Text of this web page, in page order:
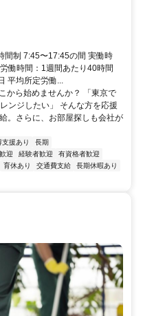
アップ
間制 7:45〜17:45の間 実働時
働時間：1週間あたり40時間
平均所定労働...
から始めませんか？ 「東京で
ンジしたい」 そんな方を応援
。さらに、お部屋探しも会社が
支援あり
長期
迎 経験者歓迎
有資格者歓迎
育休あり 交通費支給
長期休暇あり